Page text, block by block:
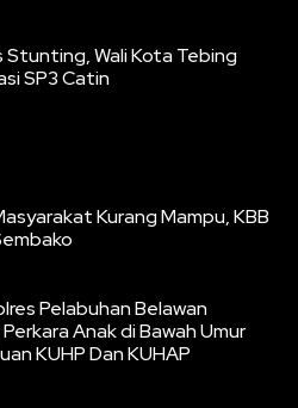
Wali Kota Tebing
SP3 Catin
Kurang Mampu, KBB
Pelabuhan Belawan
Anak di Bawah Umur
KUHP Dan KUHAP